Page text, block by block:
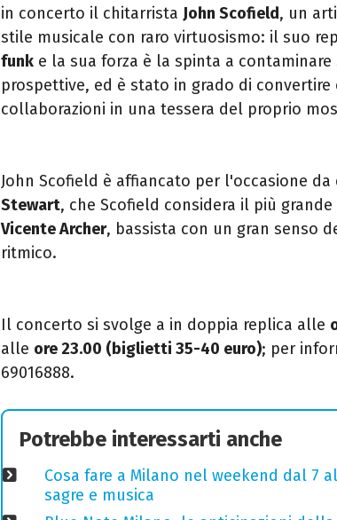
in concerto il chitarrista John Scofield, un
stile musicale con raro virtuosismo: il suo
funk e la sua forza è la spinta a
prospettive, ed è stato in grado di
collaborazioni in una tessera del proprio
John Scofield è affiancato per l'occasione
Stewart, che Scofield considera il più
Vicente Archer, bassista con un gran senso
ritmico.
Il concerto si svolge a in doppia replica alle
alle ore 23.00 (biglietti 35-40 euro); per
69016888.
Potrebbe interessarti anche
Cosa fare a Milano nel weekend dal 7
sagre e musica